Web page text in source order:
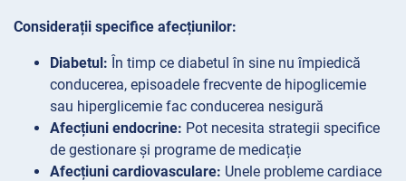
Considerații specifice afecțiunilor:
Diabetul: În timp ce diabetul în sine nu împiedică
conducerea, episoadele frecvente de hipoglicemie
sau hiperglicemie fac conducerea nesigură
Afecțiuni endocrine: Pot necesita strategii specifice
de gestionare și programe de medicație
Afecțiuni cardiovasculare: Unele probleme cardiace